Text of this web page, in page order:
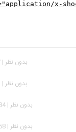
بدون نظر | 647 بازدید
بدون نظر | 921 بازدید
بدون نظر | 1,884 بازدید
بدون نظر | 1,258 بازدید